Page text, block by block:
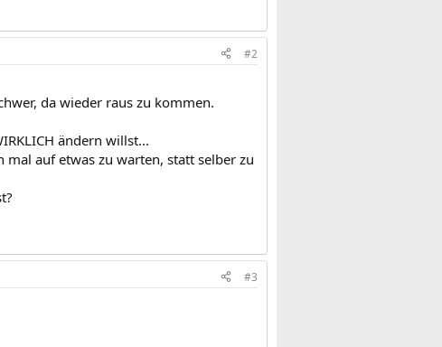
#2
da wieder raus zu kommen.
ändern willst...
auf etwas zu warten, statt selber zu
#3